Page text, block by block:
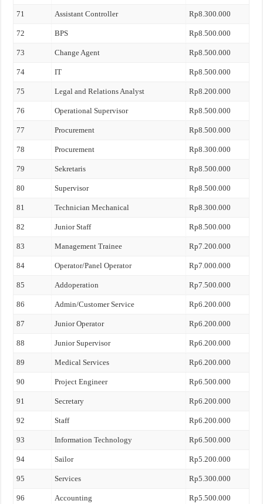
71 Assistant Controller Rp8.300.000
72 BPS Rp8.500.000
73 Change Agent Rp8.500.000
74 IT Rp8.500.000
75 Legal and Relations Analyst Rp8.200.000
76 Operational Supervisor Rp8.500.000
77 Procurement Rp8.500.000
78 Procurement Rp8.300.000
79 Sekretaris Rp8.500.000
80 Supervisor Rp8.500.000
81 Technician Mechanical Rp8.300.000
82 Junior Staff Rp8.500.000
83 Management Trainee Rp7.200.000
84 Operator/Panel Operator Rp7.000.000
85 Addoperation Rp7.500.000
86 Admin/Customer Service Rp6.200.000
87 Junior Operator Rp6.200.000
88 Junior Supervisor Rp6.200.000
89 Medical Services Rp6.200.000
90 Project Engineer Rp6.500.000
91 Secretary Rp6.200.000
92 Staff Rp6.200.000
93 Information Technology Rp6.500.000
94 Sailor Rp5.200.000
95 Services Rp5.300.000
96 Accounting Rp5.500.000